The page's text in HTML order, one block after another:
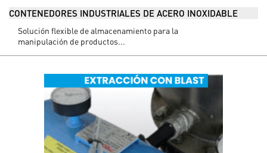
CONTENEDORES INDUSTRIALES DE ACERO INOXIDABLE
Solución flexible de almacenamiento para la
manipulación de productos...